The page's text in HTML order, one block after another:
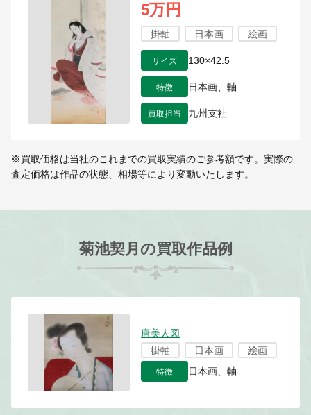
5万円
掛軸 日本画 絵画
サイズ 130×42.5
特徴 日本画、軸
買取担当 九州支社
※買取価格は当社のこれまでの買取実績のご参考額です。実際の
査定価格は作品の状態、相場等により変動いたします。
菊池契月の買取作品例
唐美人図
掛軸
日本画 絵画
特徴 日本画、軸